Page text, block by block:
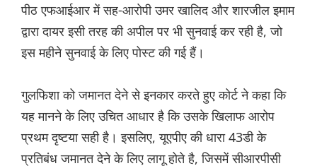
पीठ एफआईआर में सह-आरोपी उमर खालिद और शारजील इमाम
द्वारा दायर इसी तरह की अपील पर भी सुनवाई कर रही है, जो
इस महीने सुनवाई के लिए पोस्ट की गई हैं।
गुलफिशा को जमानत देने से इनकार करते हुए कोर्ट ने कहा कि
यह मानने के लिए उचित आधार है कि उसके खिलाफ आरोप
प्रथम दृष्टया सही है। इसलिए, यूएपीए की धारा 43डी के
प्रतिबंध जमानत देने के लिए लागू होते है, जिसमें सीआरपीसी